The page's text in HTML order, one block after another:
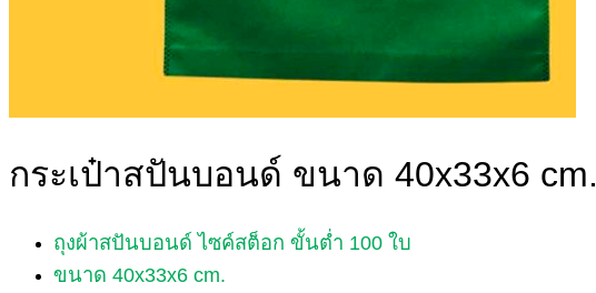
กระเป๋าสปันบอนด์ ขนาด 40x33x6 cm.
ถุงผ้าสปันบอนด์ ไซค์สต็อก ขั้นต่ำ 100 ใบ
ขนาด 40x33x6 cm.